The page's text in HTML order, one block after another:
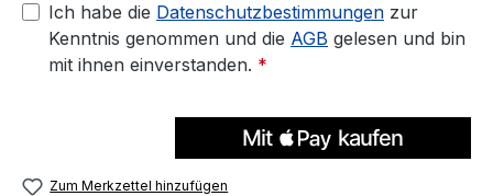
Ich habe die Datenschutzbestimmungen zur
Kenntnis genommen und die AGB gelesen und bin
mit ihnen einverstanden. *
Zum Merkzettel hinzufügen